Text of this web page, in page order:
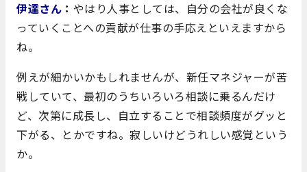
伊達さん ： やはり人事としては、自分の会社が良くな
っていくことへの貢献が仕事の手応えといえますから
ね。
例えが細かいかもしれませんが、新任マネジャーが苦
戦していて、最初のうちいろいろ相談に乗るんだけ
ど、次第に成長し、自立することで相談頻度がグッと
下がる、とかですね。寂しいけどうれしい感覚という
か。